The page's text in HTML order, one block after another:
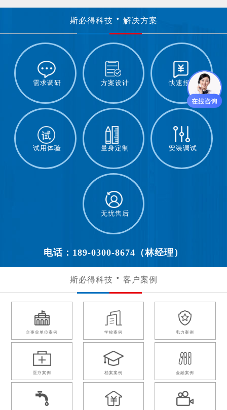
斯必得科技 解决方案
需求调研 方案设计 快速报价
试用体验 量身定制 安装调试
无忧售后
电话：189-0300-8674（林经理）
斯必得科技 客户案例
企事业单位案例 学校案例 电力案例
医疗案例 档案案例 金融案例